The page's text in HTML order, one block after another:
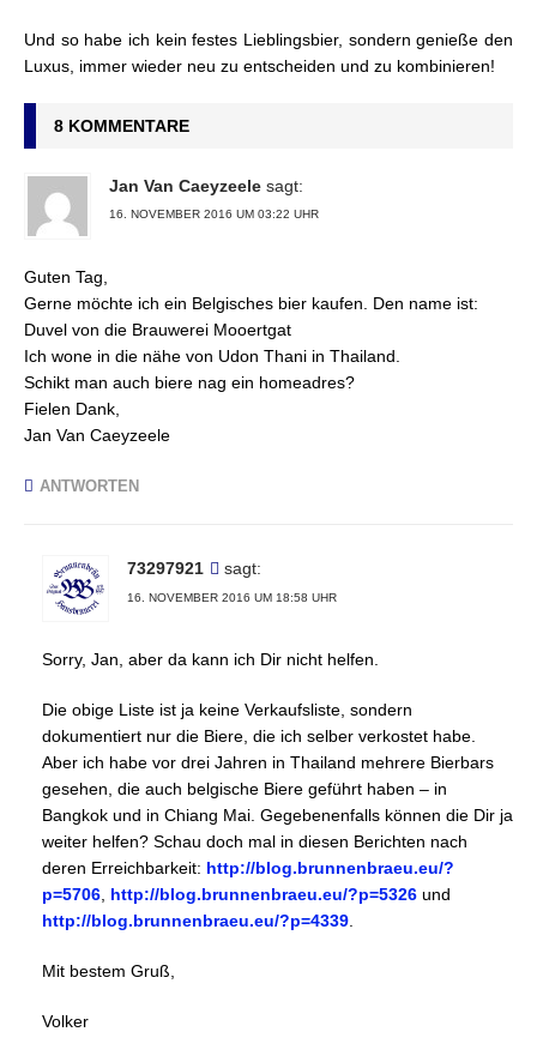
Und so habe ich kein festes Lieblingsbier, sondern genieße den
Luxus, immer wieder neu zu entscheiden und zu kombinieren!
8 KOMMENTARE
Jan Van Caeyzeele sagt:
16. NOVEMBER 2016 UM 03:22 UHR
Guten Tag,
Gerne möchte ich ein Belgisches bier kaufen. Den name ist:
Duvel von die Brauwerei Mooertgat
Ich wone in die nähe von Udon Thani in Thailand.
Schikt man auch biere nag ein homeadres?
Fielen Dank,
Jan Van Caeyzeele
ANTWORTEN
73297921 sagt:
16. NOVEMBER 2016 UM 18:58 UHR
Sorry, Jan, aber da kann ich Dir nicht helfen.
Die obige Liste ist ja keine Verkaufsliste, sondern
dokumentiert nur die Biere, die ich selber verkostet habe.
Aber ich habe vor drei Jahren in Thailand mehrere Bierbars
gesehen, die auch belgische Biere geführt haben – in
Bangkok und in Chiang Mai. Gegebenenfalls können die Dir ja
weiter helfen? Schau doch mal in diesen Berichten nach
deren Erreichbarkeit: http://blog.brunnenbraeu.eu/?
p=5706 http://blog.brunnenbraeu.eu/?p=5326 und
http://blog.brunnenbraeu.eu/?p=4339
Mit bestem Gruß,
Volker